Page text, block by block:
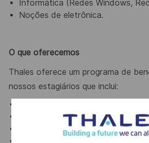
Informática (Redes Windows,
Noções de eletrônica.
O que oferecemos
Thales oferece um programa de
nossos estagiários que inclui:
Convênio Médico
Vale Refeição